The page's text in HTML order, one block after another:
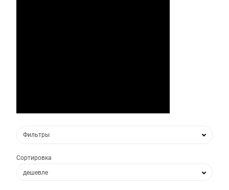
Фильтры
Сортировка
дешевле